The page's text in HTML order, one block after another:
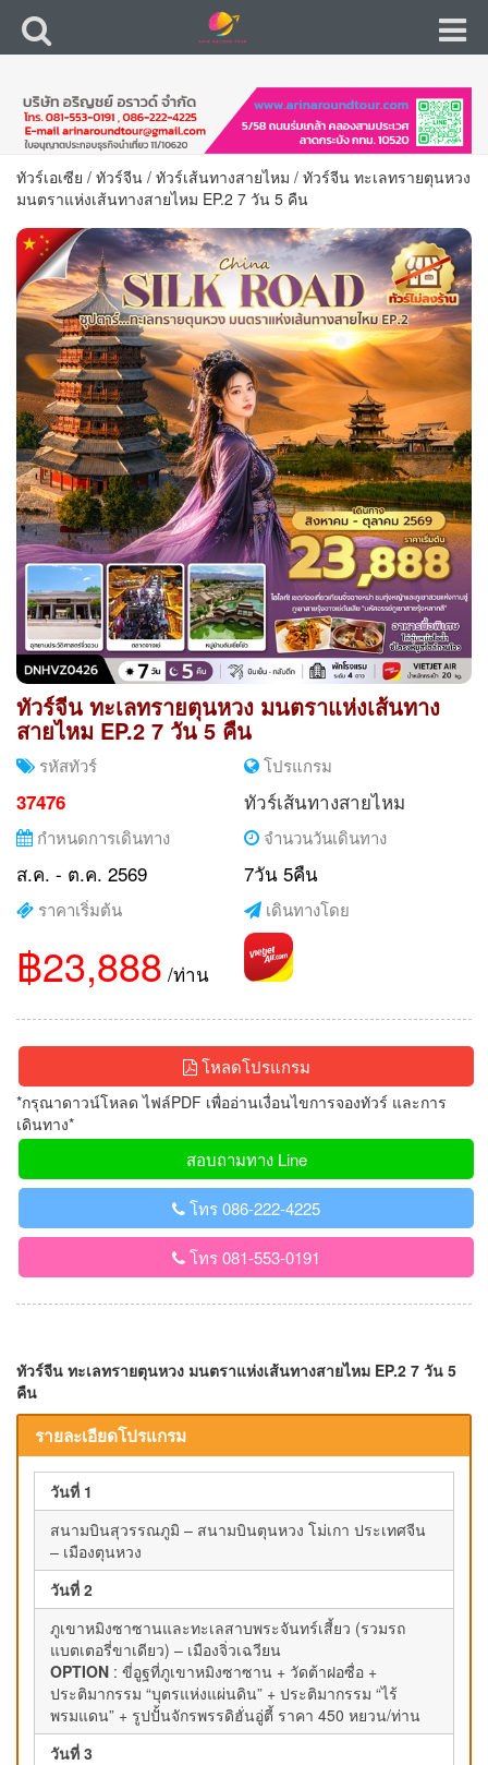
ทัวร์เอเซีย / ทัวร์จีน / ทัวร์เส้นทางสายไหม / ทัวร์จีน ทะเลทรายตุนหวง
มนตราแห่งเส้นทางสายไหม EP.2 7 วัน 5 คืน
ทัวร์จีน ทะเลทรายตุนหวง มนตราแห่งเส้นทาง
สายไหม EP.2 7 วัน 5 คืน
รหัสทัวร์
37476
โปรแกรม
ทัวร์เส้นทางสายไหม
กำหนดการเดินทาง
ส.ค. - ต.ค. 2569
จำนวนวันเดินทาง
7วัน 5คืน
ราคาเริ่มต้น
฿23,888 /ท่าน
เดินทางโดย
โหลดโปรแกรม
*กรุณาดาวน์โหลด ไฟล์PDF เพื่ออ่านเงื่อนไขการจองทัวร์ และการ
เดินทาง*
สอบถามทาง Line
โทร 086-222-4225
โทร 081-553-0191
ทัวร์จีน ทะเลทรายตุนหวง มนตราแห่งเส้นทางสายไหม EP.2 7 วัน 5
คืน
รายละเอียดโปรแกรม
วันที่ 1
สนามบินสุวรรณภูมิ – สนามบินตุนหวง โม่เกา ประเทศจีน
– เมืองตุนหวง
วันที่ 2
ภูเขาหมิงซาซานและทะเลสาบพระจันทร์เสี้ยว (รวมรถ
แบตเตอรี่ขาเดียว) – เมืองจิ่วเฉวียน
OPTION : ขี่อูฐที่ภูเขาหมิงซาซาน + วัดต้าฝอซื่อ +
ประติมากรรม “บุตรแห่งแผ่นดิน” + ประติมากรรม “ไร้
พรมแดน” + รูปปั้นจักรพรรดิฮั่นอู่ตี้ ราคา 450 หยวน/ท่าน
วันที่ 3